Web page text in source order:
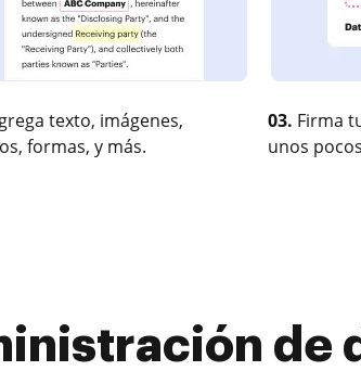
texto, imágenes,
formas, y más.
03. Firma
unos
de